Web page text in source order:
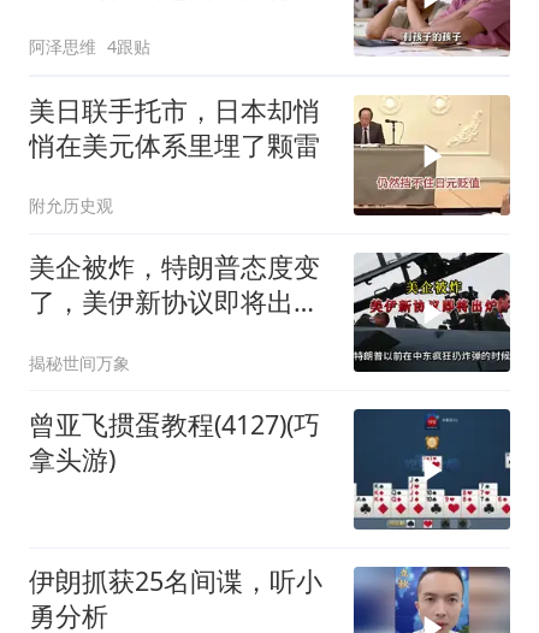
阿泽思维 4跟贴
美日联手托市，日本却悄
悄在美元体系里埋了颗雷
附允历史观
美企被炸，特朗普态度变
了，美伊新协议即将出
揭秘世间万象
曾亚飞掼蛋教程(4127)(巧
拿头游)
伊朗抓获25名间谍，听小
勇分析